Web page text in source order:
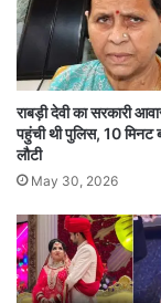
IDF द्वारा इस
स्वीकारोक्ति है
की गई हो। यह
और बढ़ा सकती है।
किया जा सकता।
राबड़ी देवी का सरकारी
पहुंची थी पुलिस, 10 मिनट
लौटी
May 30, 2026